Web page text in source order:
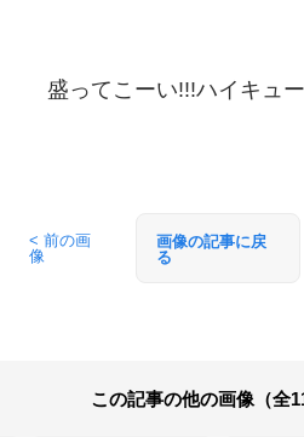
盛ってこーい!!!ハイキュ
< 前の画
像
画像の記事に戻
る
この記事の他の画像（全